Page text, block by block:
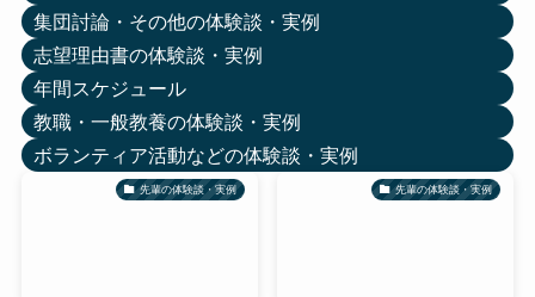
集団討論・その他の体験談・実例
志望理由書の体験談・実例
年間スケジュール
教職・一般教養の体験談・実例
ボランティア活動などの体験談・実例
先輩の体験談・実例 先輩の体験談・実例